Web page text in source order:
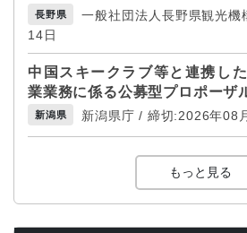
長野県
一般社団法人長野県観光
14日
中国スキークラブ等と連携し
業業務に係る公募型プロポーザ
新潟県 新潟県庁 / 締切:2026年08
もっと見る